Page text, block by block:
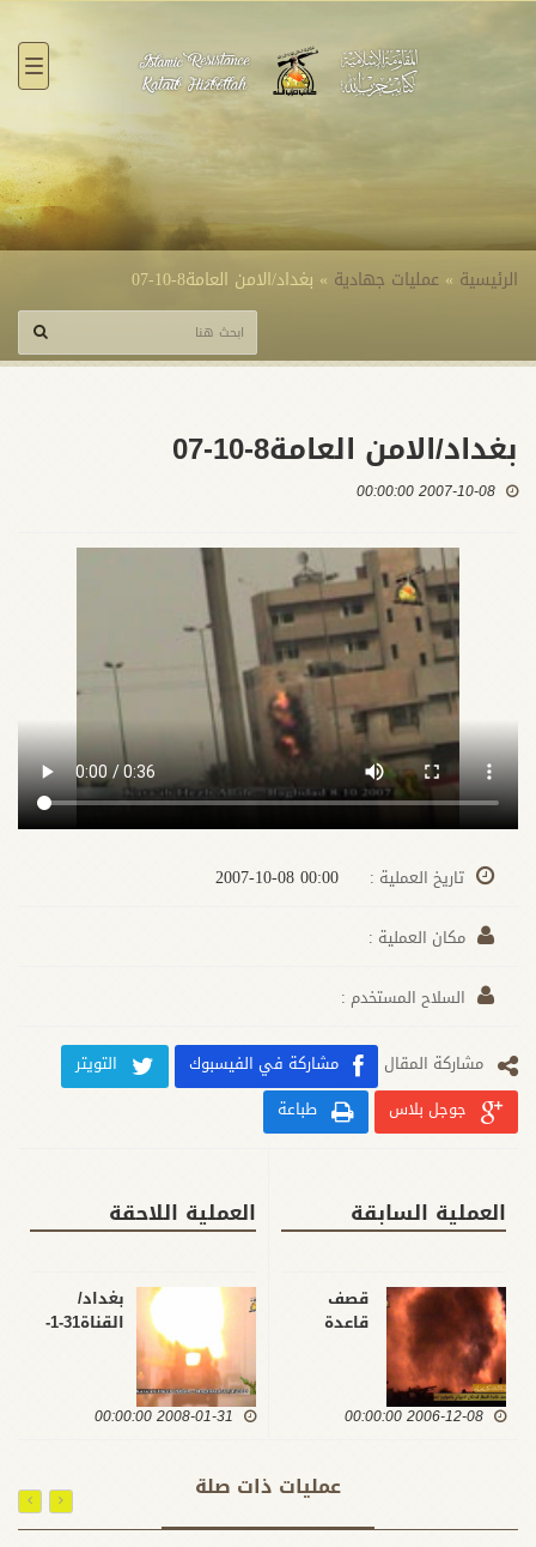
الرئيسية » عمليات جهادية » بغداد/الامن العامة8-10-07
بغداد/الامن العامة8-10-07
2007-10-08 00:00:00
تاريخ العملية :
مكان العملية :
السلاح المستخدم :
مشارکة المقال مشاركة في الفيسبوك
التويتر
جوجل بلاس
طباعة
العملية السابقة
قصف
قاعدة
بالصواريخ /
2006-12-08 00:00:00
العملية اللاحقة
بغداد/
القناة31-1-
2008-01-31 00:00:00
عمليات ذات صلة